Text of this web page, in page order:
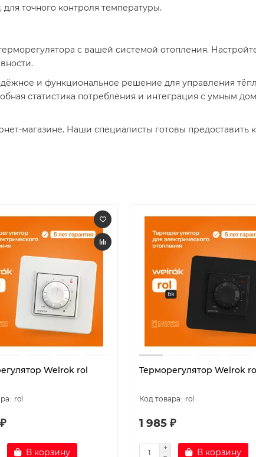
точного контроля температуры.​
с вашей системой отопления.
и функциональное решение для управления
статистика потребления и интеграция с умным
магазине. Наши специалисты готовы предоставить
Welrok rol
rol
В корзину
Терморегулятор Welrok
rol
1 985 ₽
В корзину